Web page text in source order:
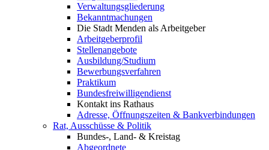
Verwaltungsgliederung
Bekanntmachungen
Die Stadt Menden als Arbeitgeber
Arbeitgeberprofil
Stellenangebote
Ausbildung/Studium
Bewerbungsverfahren
Praktikum
Bundesfreiwilligendienst
Kontakt ins Rathaus
Adresse, Öffnungszeiten & Bankverbindungen
Rat, Ausschüsse & Politik
Bundes-, Land- & Kreistag
Abgeordnete